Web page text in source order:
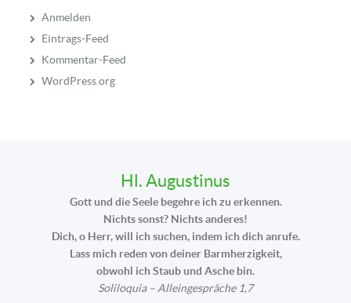
Anmelden
Eintrags-Feed
Kommentar-Feed
WordPress.org
Hl. Augustinus
Gott und die Seele begehre ich zu erkennen.
Nichts sonst? Nichts anderes!
Dich, o Herr, will ich suchen, indem ich dich anrufe.
Lass mich reden von deiner Barmherzigkeit,
obwohl ich Staub und Asche bin.
Soliloquia – Alleingespräche 1,7